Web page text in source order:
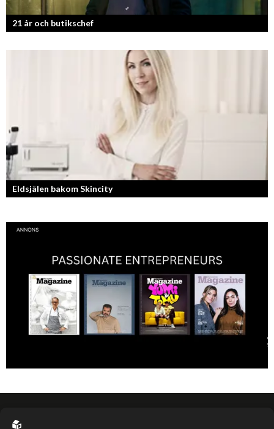
21 år och butikschef
Denis Manasiev Vukotic driver Teknikmagasinet mot nya framgångar!
Eldsjälen bakom Skincity
Annica Forsgren Kjellman ligger bakom skönhetsimperiet Skincity –